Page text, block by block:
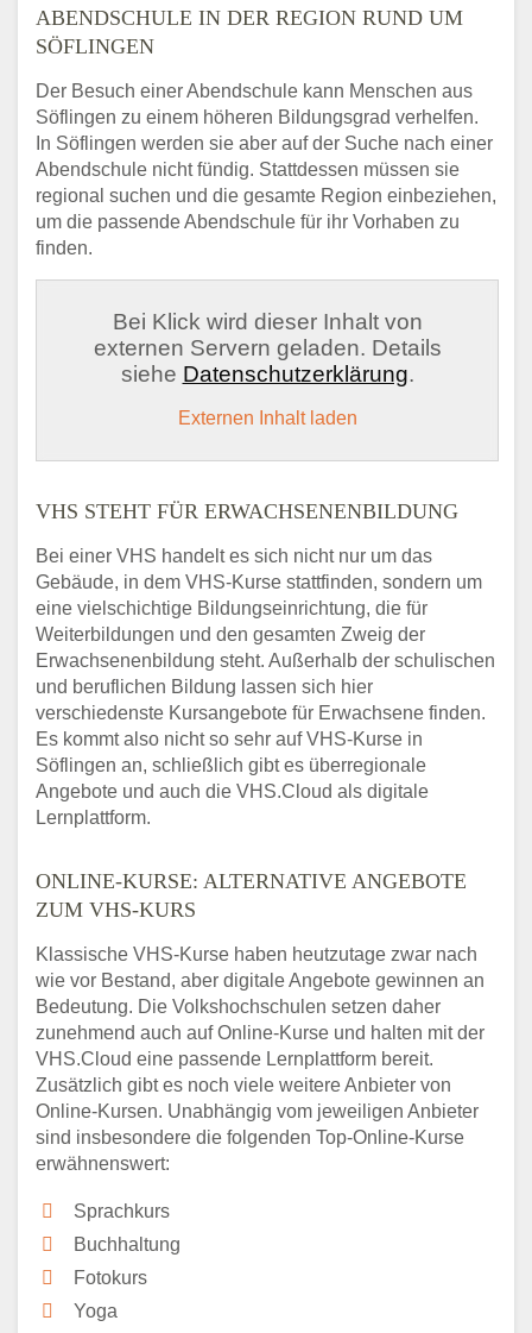
ABENDSCHULE IN DER REGION RUND UM
SÖFLINGEN
Der Besuch einer Abendschule kann Menschen aus
Söflingen zu einem höheren Bildungsgrad verhelfen.
In Söflingen werden sie aber auf der Suche nach einer
Abendschule nicht fündig. Stattdessen müssen sie
regional suchen und die gesamte Region einbeziehen,
um die passende Abendschule für ihr Vorhaben zu
finden.
Bei Klick wird dieser Inhalt von
externen Servern geladen. Details
siehe Datenschutzerklärung.
Externen Inhalt laden
VHS STEHT FÜR ERWACHSENENBILDUNG
Bei einer VHS handelt es sich nicht nur um das
Gebäude, in dem VHS-Kurse stattfinden, sondern um
eine vielschichtige Bildungseinrichtung, die für
Weiterbildungen und den gesamten Zweig der
Erwachsenenbildung steht. Außerhalb der schulischen
und beruflichen Bildung lassen sich hier
verschiedenste Kursangebote für Erwachsene finden.
Es kommt also nicht so sehr auf VHS-Kurse in
Söflingen an, schließlich gibt es überregionale
Angebote und auch die VHS.Cloud als digitale
Lernplattform.
ONLINE-KURSE: ALTERNATIVE ANGEBOTE
ZUM VHS-KURS
Klassische VHS-Kurse haben heutzutage zwar nach
wie vor Bestand, aber digitale Angebote gewinnen an
Bedeutung. Die Volkshochschulen setzen daher
zunehmend auch auf Online-Kurse und halten mit der
VHS.Cloud eine passende Lernplattform bereit.
Zusätzlich gibt es noch viele weitere Anbieter von
Online-Kursen. Unabhängig vom jeweiligen Anbieter
sind insbesondere die folgenden Top-Online-Kurse
erwähnenswert:
Sprachkurs
Buchhaltung
Fotokurs
Yoga